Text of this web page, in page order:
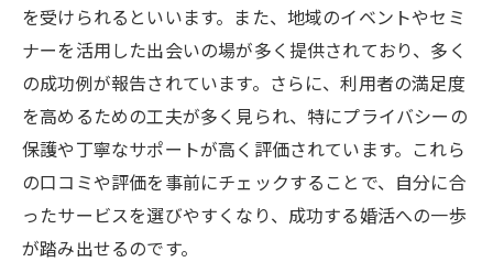
地域密着型の婚活サービスを活用して大田区で
素敵な出会いを見つける方法
地域密着型サービスの活用例
大田区での成功事例とそのポイント
サービスを利用するためのステップバイス
テップガイド
地元ならではの婚活イベントの特徴
を受けられるといいます。また、地域のイベントやセミ
ナーを活用した出会いの場が多く提供されており、多く
の成功例が報告されています。さらに、利用者の満足度
を高めるための工夫が多く見られ、特にプライバシーの
保護や丁寧なサポートが高く評価されています。これら
の口コミや評価を事前にチェックすることで、自分に合
ったサービスを選びやすくなり、成功する婚活への一歩
が踏み出せるのです。